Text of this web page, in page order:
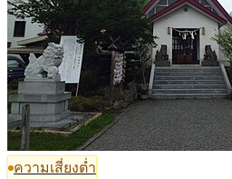
ความเสี่ยงต่ำ